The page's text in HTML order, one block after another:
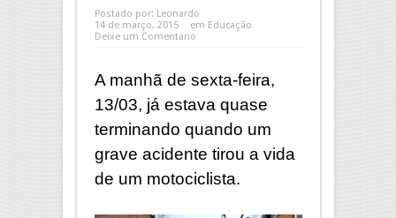
Postado por: Leonardo
14 de março, 2015
em Educação
Deixe um Comentario
A manhã de sexta-feira,
13/03, já estava quase
terminando quando um
grave acidente tirou a vida
de um motociclista.